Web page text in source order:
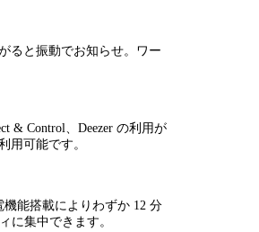
ると振動でお知らせ。ワー
& Control、Deezer の利用が
用可能です。
能搭載によりわずか 12 分
に集中できます。